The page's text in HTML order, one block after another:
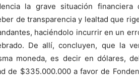
la grave situación
de transparencia y lealtad que
haciéndolo incurrir en un
De allí, concluyen, que la
moneda, es decir en dólares,
de $335.000.000 a favor de